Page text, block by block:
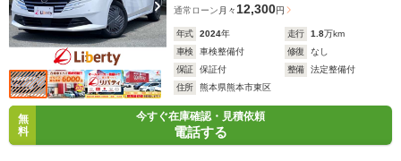
通常ローン 月々 12,300円
年式 2024年 走行 1.8万km
車検
車検整備付 修復
なし
保証
保証付 整備
法定整備付
住所
熊本県熊本市東区
無
料
今すぐ在庫確認・見積依頼
電話する